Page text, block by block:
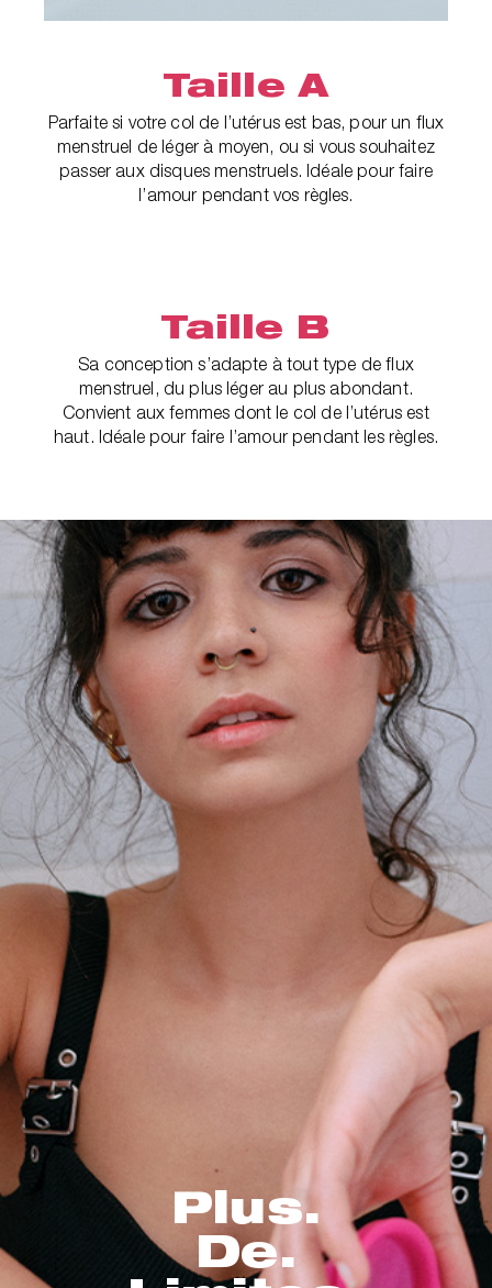
Taille A
Parfaite si votre col de l’utérus est bas, pour un flux
menstruel de léger à moyen, ou si vous souhaitez
passer aux disques menstruels. Idéale pour faire
l’amour pendant vos règles.
Taille B
Sa conception s’adapte à tout type de flux
menstruel, du plus léger au plus abondant.
Convient aux femmes dont le col de l’utérus est
haut. Idéale pour faire l’amour pendant les règles.
Plus.
De.